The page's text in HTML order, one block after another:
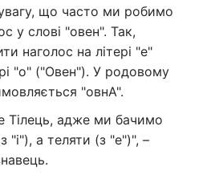
що часто ми робимо
у слові "овен". Так,
наголос на літері "е"
"о" ("Овен"). У родовому
"овнА".
Тілець, адже ми бачимо
"і"), а теляти (з "е")", –